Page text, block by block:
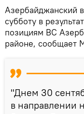
Азербайджанский
субботу в
позициям ВС
районе, сообщает
"Днем 30
в направлении